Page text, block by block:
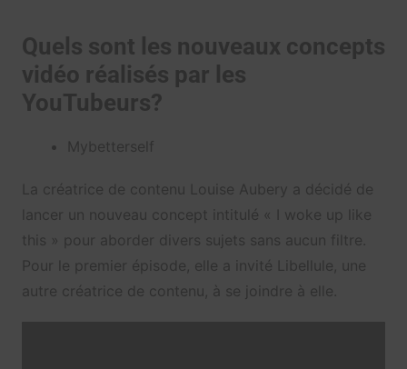
Quels sont les nouveaux concepts
vidéo réalisés par les
YouTubeurs?
Mybetterself
La créatrice de contenu Louise Aubery a décidé de
lancer un nouveau concept intitulé « I woke up like
this » pour aborder divers sujets sans aucun filtre.
Pour le premier épisode, elle a invité Libellule, une
autre créatrice de contenu, à se joindre à elle.